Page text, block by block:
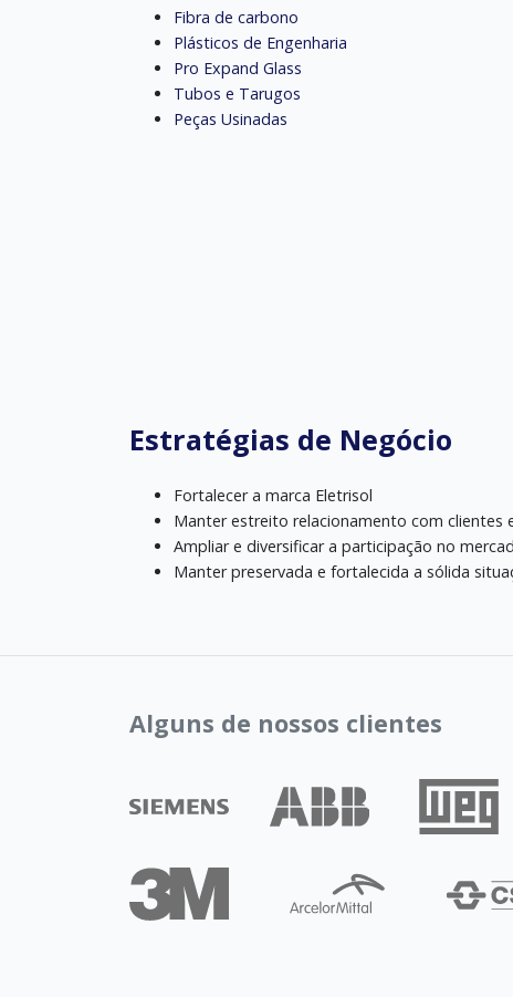
Fibra de carbono
Plásticos de Engenharia
Pro Expand Glass
Tubos e Tarugos
Peças Usinadas
Estratégias de Negócio
Fortalecer a marca Eletrisol
Manter estreito relacionamento com clientes
Ampliar e diversificar a participação no
Manter preservada e fortalecida a sólida
Alguns de nossos clientes